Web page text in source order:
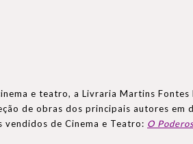
e teatro, a Livraria Martins
de obras dos principais autores em
vendidos de Cinema e Teatro: O